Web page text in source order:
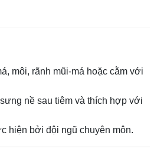
môi, rãnh mũi‑má hoặc cằm với
nề sau tiêm và thích hợp với
hiện bởi đội ngũ chuyên môn.